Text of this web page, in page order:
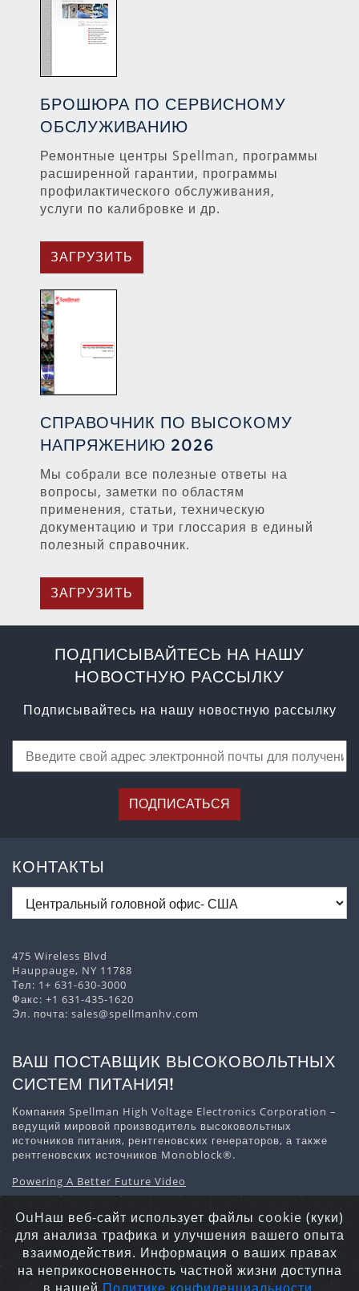
БРОШЮРА ПО СЕРВИСНОМУ
ОБСЛУЖИВАНИЮ
Ремонтные центры Spellman, программы
расширенной гарантии, программы
профилактического обслуживания,
услуги по калибровке и др.
ЗАГРУЗИТЬ
СПРАВОЧНИК ПО ВЫСОКОМУ
НАПРЯЖЕНИЮ 2026
Мы собрали все полезные ответы на
вопросы, заметки по областям
применения, статьи, техническую
документацию и три глоссария в единый
полезный справочник.
ЗАГРУЗИТЬ
ПОДПИСЫВАЙТЕСЬ НА НАШУ
НОВОСТНУЮ РАССЫЛКУ
Подписывайтесь на нашу новостную рассылку
ПОДПИСАТЬСЯ
КОНТАКТЫ
475 Wireless Blvd
Hauppauge, NY 11788
Тел: 1+ 631-630-3000
Факс: +1 631-435-1620
Эл. почта: sales@spellmanhv.com
ВАШ ПОСТАВЩИК ВЫСОКОВОЛЬТНЫХ
СИСТЕМ ПИТАНИЯ!
Компания Spellman High Voltage Electronics Corporation –
ведущий мировой производитель высоковольтных
источников питания, рентгеновских генераторов, а также
рентгеновских источников Monoblock®.
Powering A Better Future Video
Заявление о конфиденциальности
Файлы Cookie
OuНаш веб-сайт использует файлы cookie (куки)
для анализа трафика и улучшения вашего опыта
взаимодействия. Информация о ваших правах
на неприкосновенность частной жизни доступна